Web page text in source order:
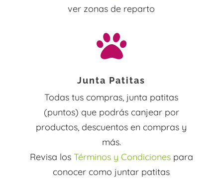
ver zonas de reparto

Junta Patitas
Todas tus compras, junta patitas
(puntos) que podrás canjear por
productos, descuentos en compras y
más.
Revisa los Términos y Condicionespara
conocer como juntar patitas